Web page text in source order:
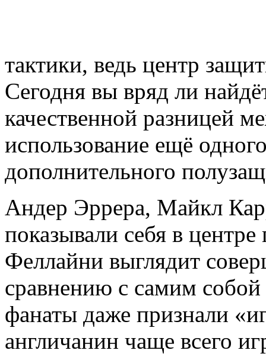
тактики, ведь центр
Сегодня вы вряд ли
качественной разницей
использование ещё
дополнительного
Андер Эррера, Майкл
показывали себя в
Феллайни выглядит
сравнению с самим
фанаты даже признали
англичанин чаще всего